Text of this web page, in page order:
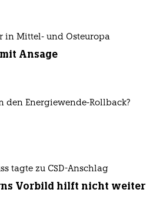
in Mittel- und Osteuropa
Ansage
den Energiewende-Rollback?
tagte zu CSD-Anschlag
Vorbild hilft nicht weiter